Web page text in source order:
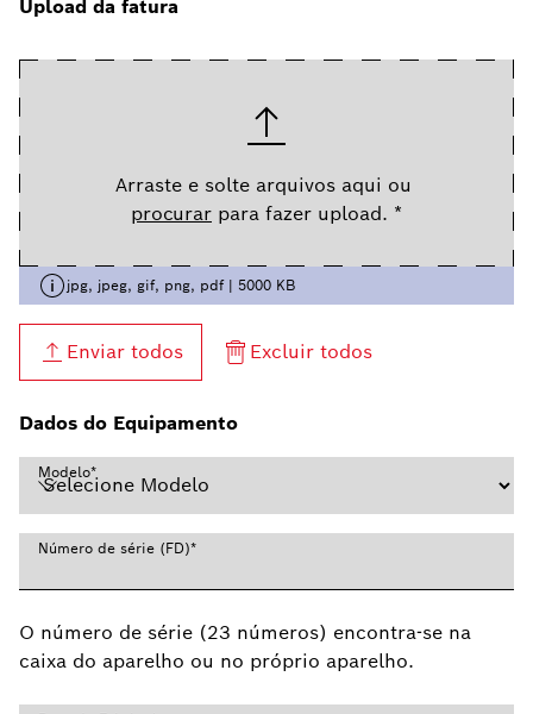
Upload da fatura
Arraste e solte arquivos aqui ou
procurar para fazer upload. *
jpg, jpeg, gif, png, pdf | 5000 KB
Enviar todos Excluir todos
Dados do Equipamento
Modelo*
Número de série (FD)*
O número de série (23 números) encontra-se na
caixa do aparelho ou no próprio aparelho.